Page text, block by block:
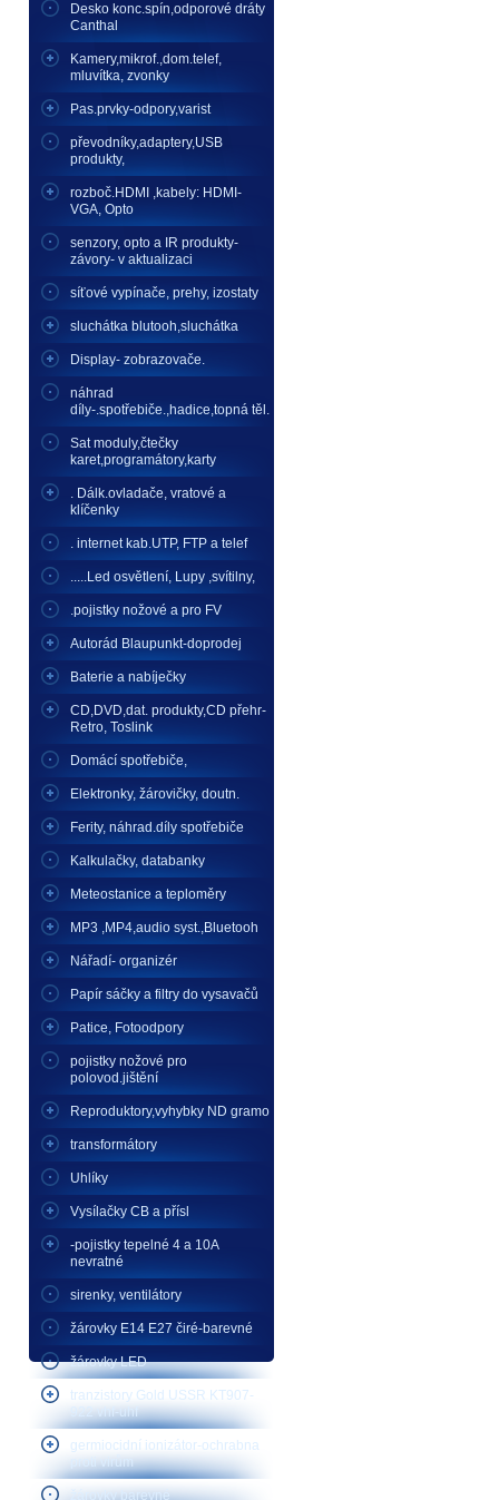
Desko konc.spín,odporové dráty
Canthal
Kamery,mikrof.,dom.telef,
mluvítka, zvonky
Pas.prvky-odpory,varist
převodníky,adaptery,USB
produkty,
rozboč.HDMI ,kabely: HDMI-
VGA, Opto
senzory, opto a IR produkty-
závory- v aktualizaci
síťové vypínače, prehy, izostaty
sluchátka blutooh,sluchátka
Display- zobrazovače.
náhrad
díly-.spotřebiče.,hadice,topná těl.
Sat moduly,čtečky
karet,programátory,karty
. Dálk.ovladače, vratové a
klíčenky
. internet kab.UTP, FTP a telef
.....Led osvětlení, Lupy ,svítilny,
.pojistky nožové a pro FV
Autorád Blaupunkt-doprodej
Baterie a nabíječky
CD,DVD,dat. produkty,CD přehr-
Retro, Toslink
Domácí spotřebiče,
Elektronky, žárovičky, doutn.
Ferity, náhrad.díly spotřebiče
Kalkulačky, databanky
Meteostanice a teploměry
MP3 ,MP4,audio syst.,Bluetooh
Nářadí- organizér
Papír sáčky a filtry do vysavačů
Patice, Fotoodpory
pojistky nožové pro
polovod.jištění
Reproduktory,vyhybky ND gramo
transformátory
Uhlíky
Vysílačky CB a přísl
-pojistky tepelné 4 a 10A
nevratné
sirenky, ventilátory
žárovky E14 E27 čiré-barevné
žárovky LED
tranzistory Gold USSR KT907-
922 vhf-uhf
germiocidní ionizátor-ochrabna
proti virům
žárovky barevné